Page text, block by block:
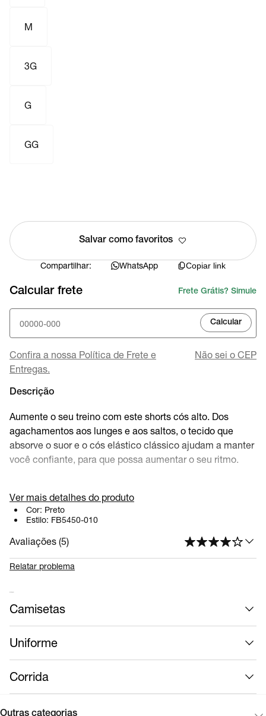
M
3G
G
GG
Salvar como favoritos
Compartilhar: WhatsApp Copiar link
Calcular frete Frete Grátis? Simule
Calcular
Confira a nossa Política de Frete e
Entregas.
Não sei o CEP
Descrição
Aumente o seu treino com este shorts cós alto. Dos
agachamentos aos lunges e aos saltos, o tecido que
absorve o suor e o cós elástico clássico ajudam a manter
você confiante, para que possa aumentar o seu ritmo.
Benefícios
Tecnologia Nike Dri-FIT absorve o suor da sua pele
para evaporação mais rápida, ajudando a manter você
seco e confortável.
Cós elástico jacquard assenta firmemente na sua
Detalhes do Produto
Fita elástica da marca na frente
Lavável à máquina
Importado
Ver mais detalhes do produto
Cor: Preto
Estilo: FB5450-010
Avaliações (5)
Relatar problema
Camisetas
Uniforme
Corrida